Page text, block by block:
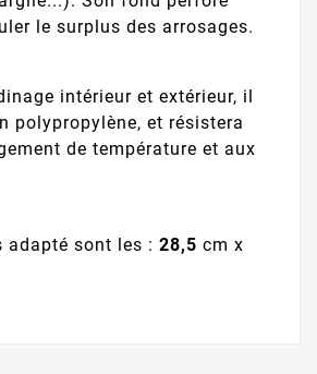
le surplus des arrosages.
intérieur et extérieur, il
polypropylène, et résistera
de température et aux
adapté sont les : 28,5 cm x